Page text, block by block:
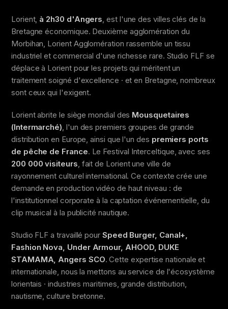
Lorient, à 2h30 d'Angers, est l'une des villes clés de la
Bretagne économique. Deuxième agglomération du
Morbihan, Lorient Agglomération rassemble un tissu
industriel et commercial d'une richesse rare. Studio FLF se
déplace à Lorient pour les projets qui méritent un
traitement soigné d'excellence · et en Bretagne, nombreux
sont ceux qui l'exigent.
Lorient abrite le siège mondial des Mousquetaires
(Intermarché), l'un des premiers groupes de grande
distribution en Europe, ainsi que l'un des premiers ports
de pêche de France. Le Festival Interceltique, avec ses
200 000 visiteurs, fait de Lorient une ville de
rayonnement culturel international. Ce contexte crée une
demande en production vidéo de haut niveau : de
l'institutionnel corporate à la captation événementielle, du
clip musical à la publicité nautique.
Studio FLF a travaillé pour Speed Burger, Canal+,
Fashion Nova, Under Armour, AHOOD, DUKE
STAMAMA, Angers SCO. Cette expertise nationale et
internationale, nous la mettons au service de l'écosystème
lorientais · industries maritimes, grande distribution,
nautisme, culture bretonne.